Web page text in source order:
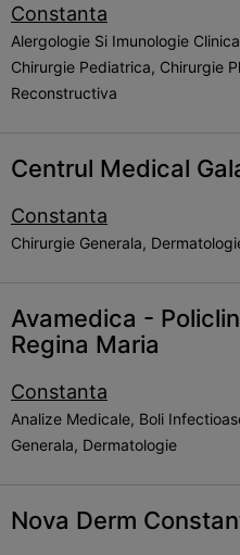
Constanta
Alergologie Si Imunologie
Chirurgie Pediatrica, Chirurgie
Reconstructiva
Centrul Medical
Constanta
Chirurgie Generala,
Avamedica -
Regina Maria
Constanta
Analize Medicale, Boli
Generala, Dermatologie
Nova Derm